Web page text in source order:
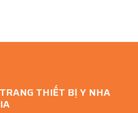
THIẾT BỊ Y NHA